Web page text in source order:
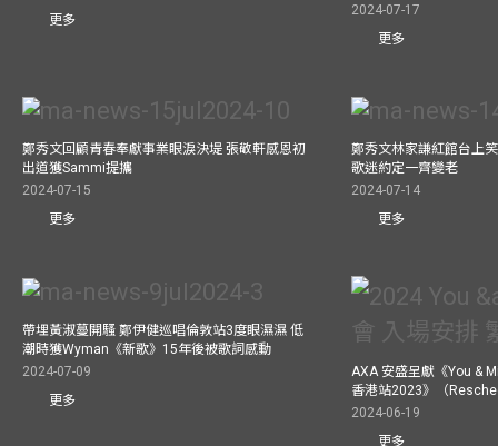
更多
2024-07-17
更多
鄭秀文回顧青春奉獻事業眼淚決堤 張敬軒感恩初
出道獲Sammi提攜
2024-07-15
更多
鄭秀文林家謙紅館台上
歌迷約定一齊變老
2024-07-14
更多
帶埋黃淑蔓開騷 鄭伊健巡唱倫敦站3度眼濕濕 低
潮時獲Wyman《新歌》15年後被歌詞感動
2024-07-09
更多
AXA 安盛呈獻《You &
香港站2023》（
2024-06-19
更多